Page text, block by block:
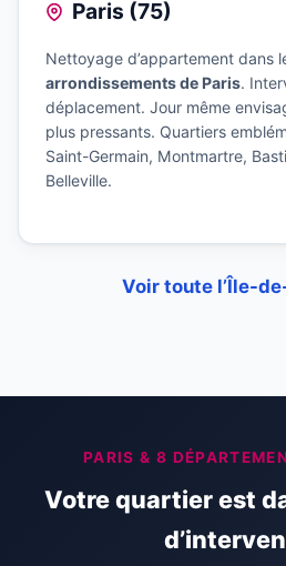
Paris (75)
Nettoyage d’appartement dans
arrondissements de Paris.
déplacement. Jour même
plus pressants. Quartiers
Saint-Germain, Montmartre,
Belleville.
Voir toute l’Île-
PARIS & 8
Votre quartier est